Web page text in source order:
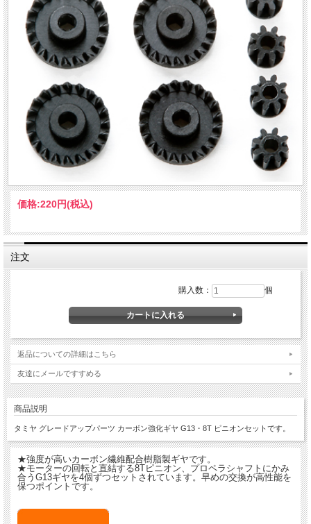
価格:220円(税込)
注文
購入数： 個
返品についての詳細はこちら
友達にメールですすめる
商品説明
タミヤ グレードアップパーツ カーボン強化ギヤ G13・8T ピニオンセットです。
★強度が高いカーボン繊維配合樹脂製ギヤです。
★モーターの回転と直結する8Tピニオン、プロペラシャフトにかみ
合うG13ギヤを4個ずつセットされています。早めの交換が高性能を
保つポイントです。